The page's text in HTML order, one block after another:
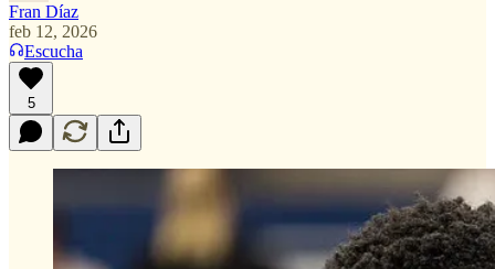
Fran Díaz
feb 12, 2026
Escucha
5